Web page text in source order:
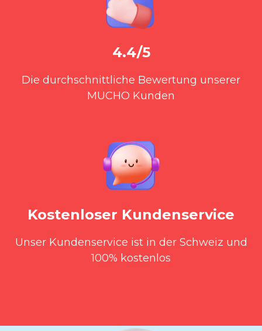
4.4/5
Die durchschnittliche Bewertung unserer
MUCHO Kunden
Kostenloser Kundenservice
Unser Kundenservice ist in der Schweiz und
100% kostenlos